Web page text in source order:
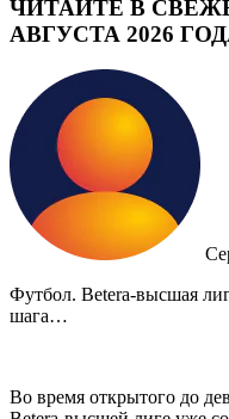
ЧИТАЙТЕ В
АВГУСТА 2026
Футбол. Betera-высшая
шага…
Во время открытого до